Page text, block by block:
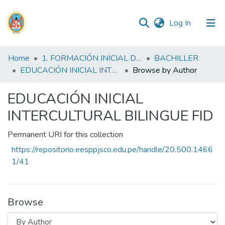
Log In (current)
Communities
&
All of DSpace
Reglamento
Formatos
Home 1. FORMACIÓN INICIAL DOCENTE
BACHILLER
EDUCACIÓN INICIAL INTERCULTURAL BILINGUE FID
Browse by Author
EDUCACIÓN INICIAL
INTERCULTURAL BILINGUE FID
Permanent URI for this collection
https://repositorio.eesppjsco.edu.pe/handle/20.500.1466
1/41
Browse